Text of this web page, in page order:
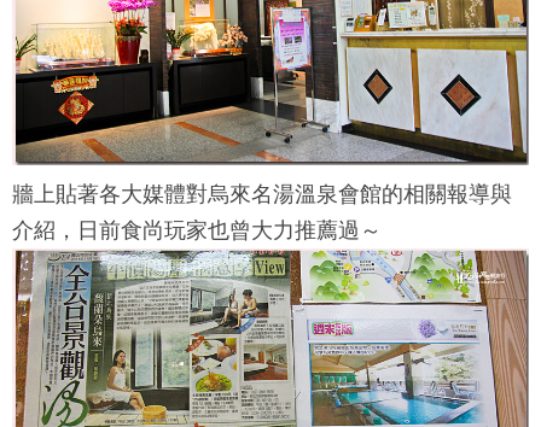
牆上貼著各大媒體對烏來名湯溫泉會館的相關報導與
介紹，日前食尚玩家也曾大力推薦過～